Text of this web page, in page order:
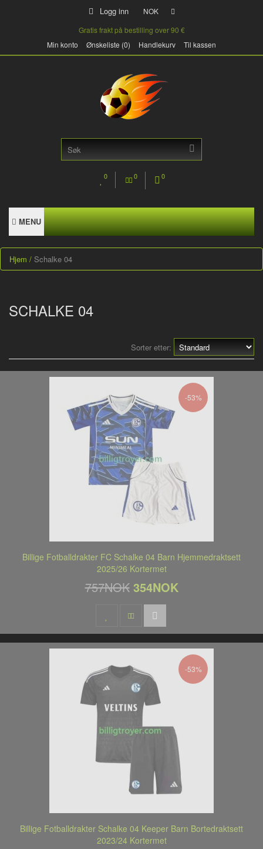
Logg inn
NOK
Gratis frakt på bestilling over 90 €
Min konto
Ønskeliste (0) Handlekurv Til kassen
0 0 0
MENU
Hjem Schalke 04
SCHALKE 04
Sorter etter:
-53%
Billige Fotballdrakter FC Schalke 04 Barn Hjemmedraktsett
2025/26 Kortermet
757NOK 354NOK
-53%
Billige Fotballdrakter Schalke 04 Keeper Barn Bortedraktsett
2023/24 Kortermet